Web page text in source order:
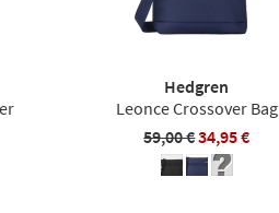
Hedgren
Leonce Crossover Bag
59,00 €34,95 €